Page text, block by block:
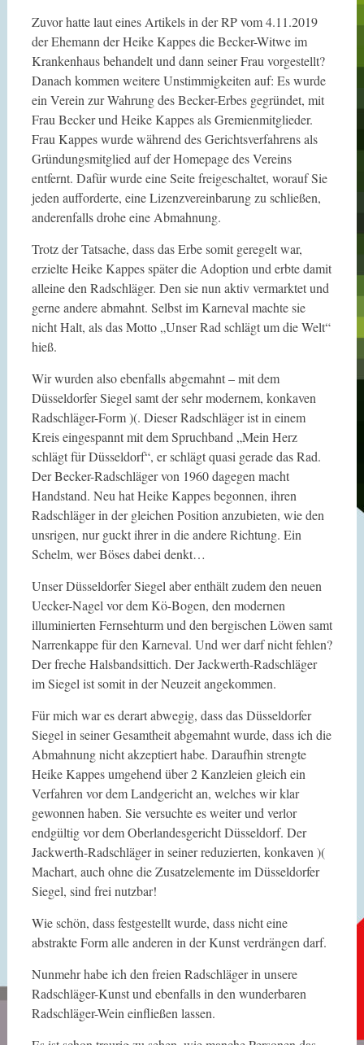
Zuvor hatte laut eines Artikels in der RP vom 4.11.2019
der Ehemann der Heike Kappes die Becker-Witwe im
Krankenhaus behandelt und dann seiner Frau vorgestellt?
Danach kommen weitere Unstimmigkeiten auf: Es wurde
ein Verein zur Wahrung des Becker-Erbes gegründet, mit
Frau Becker und Heike Kappes als Gremienmitglieder.
Frau Kappes wurde während des Gerichtsverfahrens als
Gründungsmitglied auf der Homepage des Vereins
entfernt. Dafür wurde eine Seite freigeschaltet, worauf Sie
jeden aufforderte, eine Lizenzvereinbarung zu schließen,
anderenfalls drohe eine Abmahnung.
Trotz der Tatsache, dass das Erbe somit geregelt war,
erzielte Heike Kappes später die Adoption und erbte damit
alleine den Radschläger. Den sie nun aktiv vermarktet und
gerne andere abmahnt. Selbst im Karneval machte sie
nicht Halt, als das Motto „Unser Rad schlägt um die Welt“
hieß.
Wir wurden also ebenfalls abgemahnt – mit dem
Düsseldorfer Siegel samt der sehr modernem, konkaven
Radschläger-Form )(. Dieser Radschläger ist in einem
Kreis eingespannt mit dem Spruchband „Mein Herz
schlägt für Düsseldorf“, er schlägt quasi gerade das Rad.
Der Becker-Radschläger von 1960 dagegen macht
Handstand. Neu hat Heike Kappes begonnen, ihren
Radschläger in der gleichen Position anzubieten, wie den
unsrigen, nur guckt ihrer in die andere Richtung. Ein
Schelm, wer Böses dabei denkt…
Unser Düsseldorfer Siegel aber enthält zudem den neuen
Uecker-Nagel vor dem Kö-Bogen, den modernen
illuminierten Fernsehturm und den bergischen Löwen samt
Narrenkappe für den Karneval. Und wer darf nicht fehlen?
Der freche Halsbandsittich. Der Jackwerth-Radschläger
im Siegel ist somit in der Neuzeit angekommen.
Für mich war es derart abwegig, dass das Düsseldorfer
Siegel in seiner Gesamtheit abgemahnt wurde, dass ich die
Abmahnung nicht akzeptiert habe. Daraufhin strengte
Heike Kappes umgehend über 2 Kanzleien gleich ein
Verfahren vor dem Landgericht an, welches wir klar
gewonnen haben. Sie versuchte es weiter und verlor
endgültig vor dem Oberlandesgericht Düsseldorf. Der
Jackwerth-Radschläger in seiner reduzierten, konkaven )(
Machart, auch ohne die Zusatzelemente im Düsseldorfer
Siegel, sind frei nutzbar!
Wie schön, dass festgestellt wurde, dass nicht eine
abstrakte Form alle anderen in der Kunst verdrängen darf.
Nunmehr habe ich den freien Radschläger in unsere
Radschläger-Kunst und ebenfalls in den wunderbaren
Radschläger-Wein einfließen lassen.